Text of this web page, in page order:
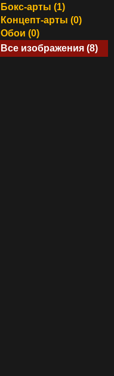
Бокс-арты (1)
Концепт-арты (0)
Обои (0)
Все изображения (8)